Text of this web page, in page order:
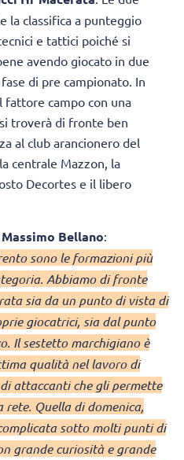
la classifica a punteggio
e tattici poiché si
avendo giocato in due
di pre campionato. In
fattore campo con una
troverà di fronte ben
al club arancionero del
centrale Mazzon, la
Decortes e il libero
Massimo Bellano:
sono le formazioni più
Abbiamo di fronte
sia da un punto di vista di
giocatrici, sia dal punto
Il sestetto marchigiano è
qualità nel lavoro di
attaccanti che gli permette
Quella di domenica,
sotto molti punti di
grande curiosità e grande